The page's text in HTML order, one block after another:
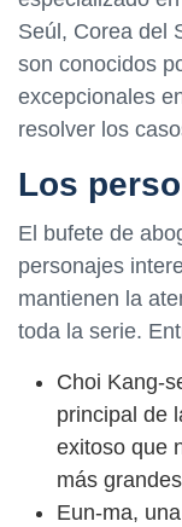
Seúl, Corea del
son conocidos
excepcionales
resolver los
Los
El bufete de
personajes
mantienen la
toda la serie.
Choi Kang-
principal de
exitoso que
más
Eun-ma,